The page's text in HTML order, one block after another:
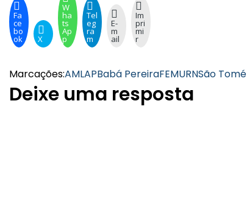
Fa
ce
bo
ok X
W
ha
ts
Ap
p
Tel
eg
ra
m
E-
m
ail
Im
pri
mi
r
Marcações:AMLAPBabá PereiraFEMURNSão Tomé
Deixe uma resposta